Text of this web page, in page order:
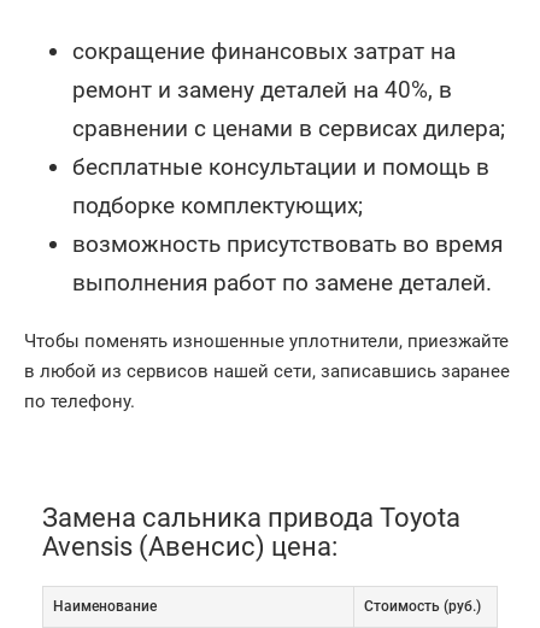
сокращение финансовых затрат на
ремонт и замену деталей на 40%, в
сравнении с ценами в сервисах дилера;
бесплатные консультации и помощь в
подборке комплектующих;
возможность присутствовать во время
выполнения работ по замене деталей.
Чтобы поменять изношенные уплотнители, приезжайте
в любой из сервисов нашей сети, записавшись заранее
по телефону.
Замена сальника привода Toyota
Avensis (Авенсис) цена:
Наименование Cтоимость (руб.)